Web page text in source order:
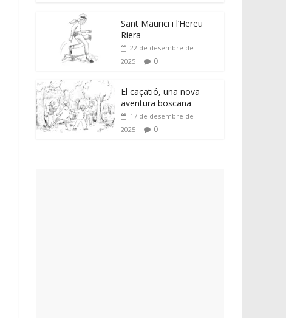
Sant Maurici i l’Hereu
Riera
22 de desembre de
2025
0
El caçatió, una nova
aventura boscana
17 de desembre de
2025
0